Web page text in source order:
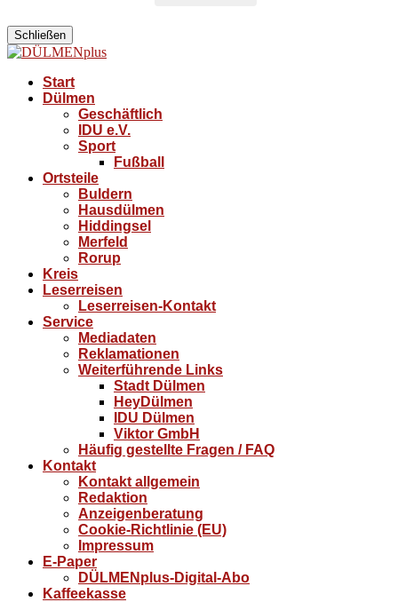
Schließen
Start
Dülmen
Geschäftlich
IDU e.V.
Sport
Fußball
Ortsteile
Buldern
Hausdülmen
Hiddingsel
Merfeld
Rorup
Kreis
Leserreisen
Leserreisen-Kontakt
Service
Mediadaten
Reklamationen
Weiterführende Links
Stadt Dülmen
HeyDülmen
IDU Dülmen
Viktor GmbH
Häufig gestellte Fragen / FAQ
Kontakt
Kontakt allgemein
Redaktion
Anzeigenberatung
Cookie-Richtlinie (EU)
Impressum
E-Paper
DÜLMENplus-Digital-Abo
Kaffeekasse